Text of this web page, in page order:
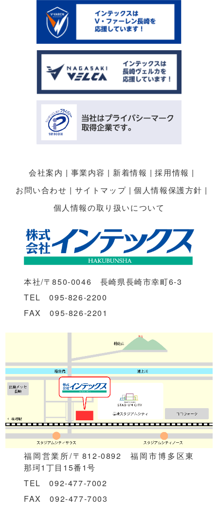
会社案内 事業内容 新着情報
採用情報
お問い合わせ
サイトマップ
個人情報保護方針
個人情報の取り扱いについて
本社/〒850-0046 長崎県長崎市幸町6-3
TEL 095-826-2200
FAX 095-826-2201
福岡営業所/〒812-0892 福岡市博多区東
那珂1丁目15番1号
TEL 092-477-7002
FAX 092-477-7003